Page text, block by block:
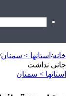
خانه/ استانها > سمنان
جانی نداشت
استانها > سمنان